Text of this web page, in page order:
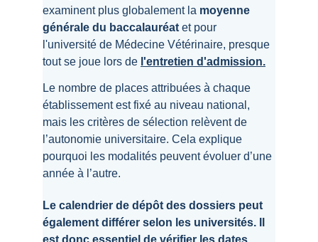
examinent plus globalement la moyenne
générale du baccalauréat et pour
l'université de Médecine Vétérinaire, presque
tout se joue lors de l'entretien d'admission.
Le nombre de places attribuées à chaque
établissement est fixé au niveau national,
mais les critères de sélection relèvent de
l’autonomie universitaire. Cela explique
pourquoi les modalités peuvent évoluer d’une
année à l’autre.
Le calendrier de dépôt des dossiers peut
également différer selon les universités. Il
est donc essentiel de vérifier les dates